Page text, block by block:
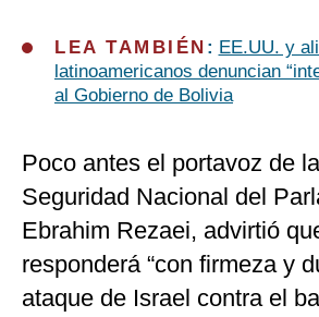
LEA TAMBIÉN : EE.UU. y
latinoamericanos denuncian
al Gobierno de Bolivia
Poco antes el portavoz de
Seguridad Nacional del
Ebrahim Rezaei, advirtió
responderá “con firmeza y
ataque de Israel contra el